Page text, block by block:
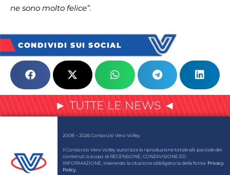
ne sono molto felice”.
CONDIVIDI SUI SOCIAL
► TUTTE LE NEWS ◄
2008 – 2026 Consorzio Vero Volley
Il Consorzio Vero Volley autorizza la riproduzione totale e/o parziale dei
contenuti a scopo di RECENSIONE, CONDIVISIONE ED
INFORMAZIONE, inserendo la citazione obbligatoria della fonte. Privacy
Policy